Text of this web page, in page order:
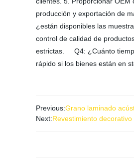
producción y exportación de
¿están disponibles las
control de calidad de
estrictas. Q4: ¿Cuánto
rápido si los bienes están en
Previous:Grano laminado
Next:Revestimiento